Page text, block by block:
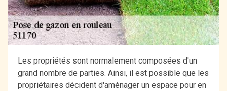
Les propriétés sont normalement composées d'un
grand nombre de parties. Ainsi, il est possible que les
propriétaires décident d'aménager un espace pour en